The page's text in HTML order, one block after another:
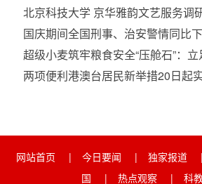
北京科技大学 京华雅韵文艺服务调
国庆期间全国刑事、治安警情同比
超级小麦筑牢粮食安全“压舱石”：
两项便利港澳台居民新举措20日起
网站首页 | 今日要闻 | 独家报道 |
国
| 热点观察 | 科